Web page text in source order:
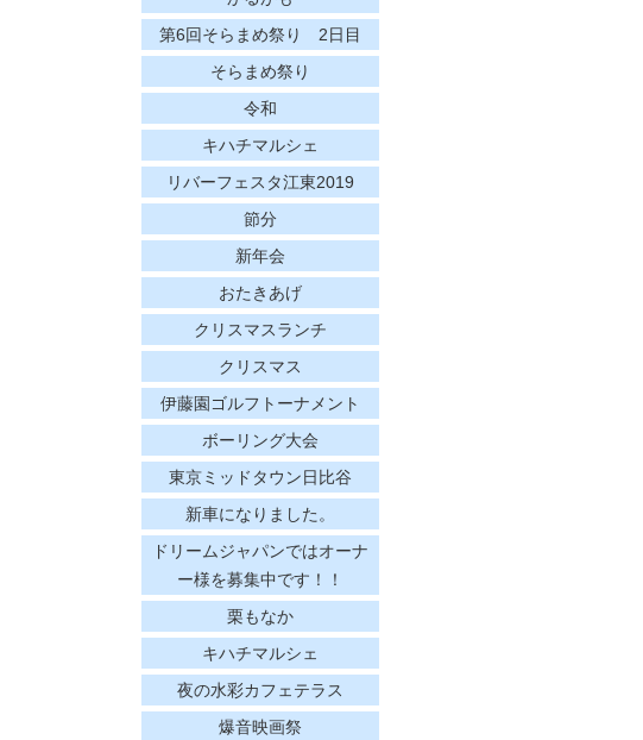
第6回そらまめ祭り 2日目
そらまめ祭り
令和
キハチマルシェ
リバーフェスタ江東2019
節分
新年会
おたきあげ
クリスマスランチ
クリスマス
伊藤園ゴルフトーナメント
ボーリング大会
東京ミッドタウン日比谷
新車になりました。
ドリームジャパンではオーナ
ー様を募集中です！！
栗もなか
キハチマルシェ
夜の水彩カフェテラス
爆音映画祭